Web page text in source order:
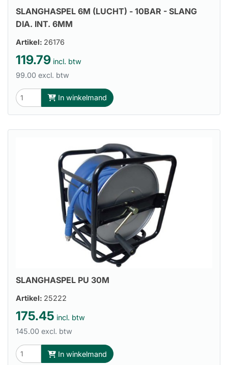
SLANGHASPEL 6M (LUCHT) - 10BAR - SLANG
DIA. INT. 6MM
Artikel: 26176
119.79 incl. btw
99.00 excl. btw
In winkelmand
SLANGHASPEL PU 30M
Artikel: 25222
175.45 incl. btw
145.00 excl. btw
In winkelmand